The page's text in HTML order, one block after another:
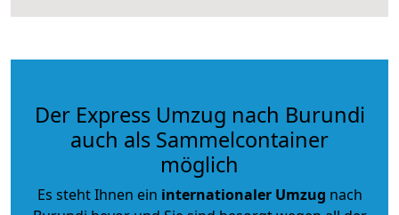
Der Express Umzug nach Burundi
auch als Sammelcontainer
möglich
Es steht Ihnen ein internationaler Umzug nach